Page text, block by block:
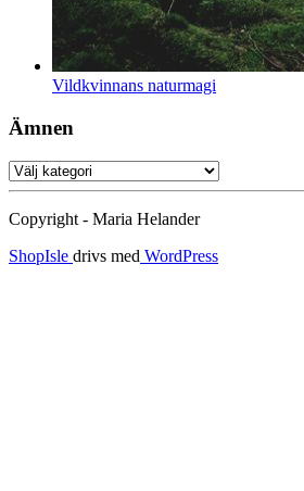
Vildkvinnans naturmagi
Ämnen
Ämnen
Copyright - Maria Helander
ShopIsle drivs med WordPress